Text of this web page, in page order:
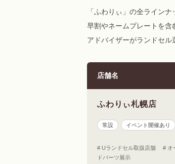
「ふわりぃ」の全ライン
早割やネームプレートを含
アドバイザーがランドセル
店舗名
ふわりぃ札幌店
常設 イベント開催あり
# Uランドセル取扱店舗 # オ
ドパーツ展示